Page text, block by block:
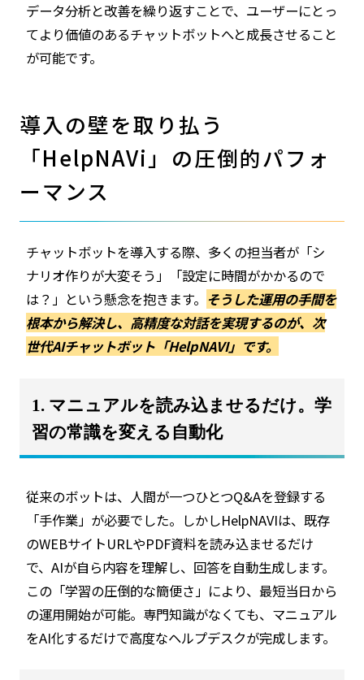
データ分析と改善を繰り返すことで、ユーザーにとっ
てより価値のあるチャットボットへと成長させること
が可能です。
導入の壁を取り払う
「HelpNAVi」の圧倒的パフォ
ーマンス
チャットボットを導入する際、多くの担当者が「シ
ナリオ作りが大変そう」「設定に時間がかかるので
は？」という懸念を抱きます。 そうした運用の手間を
根本から解決し、高精度な対話を実現するのが、次
世代AIチャットボット「HelpNAVI」です。
1. マニュアルを読み込ませるだけ。学
習の常識を変える自動化
従来のボットは、人間が一つひとつQ&Aを登録する
「手作業」が必要でした。しかしHelpNAVIは、既存
のWEBサイトURLやPDF資料を読み込ませるだけ
で、AIが自ら内容を理解し、回答を自動生成します。
この「学習の圧倒的な簡便さ」により、最短当日から
の運用開始が可能。専門知識がなくても、マニュアル
をAI化するだけで高度なヘルプデスクが完成します。